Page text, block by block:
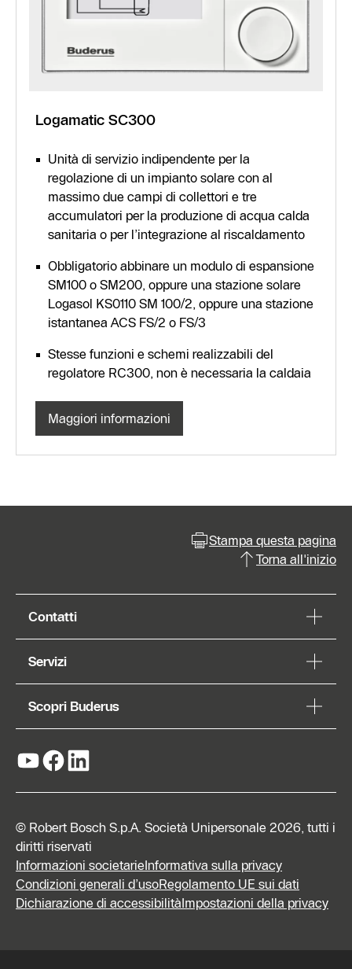
Logamatic SC300
Unità di servizio indipendente per la
regolazione di un impianto solare con al
massimo due campi di collettori e tre
accumulatori per la produzione di acqua calda
sanitaria o per l’integrazione al riscaldamento
Obbligatorio abbinare un modulo di espansione
SM100 o SM200, oppure una stazione solare
Logasol KS0110 SM 100/2, oppure una stazione
istantanea ACS FS/2 o FS/3
Stesse funzioni e schemi realizzabili del
regolatore RC300, non è necessaria la caldaia
Maggiori informazioni
Stampa questa pagina
Torna all'inizio
Contatti
Servizi
Scopri Buderus
© Robert Bosch S.p.A. Società Unipersonale 2026, tutti i
diritti riservati
Informazioni societarieInformativa sulla privacy
Condizioni generali d’usoRegolamento UE sui dati
Dichiarazione di accessibilitàImpostazioni della privacy